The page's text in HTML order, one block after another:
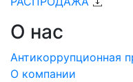
О нас
Антикоррупционная
О компании